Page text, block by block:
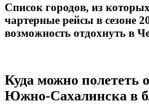
Список городов, из
чартерные рейсы в сезоне
возможность отдохнуть в
Куда можно полететь
Южно-Сахалинска в